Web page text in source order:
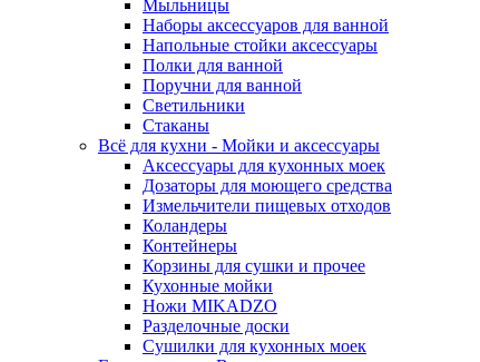
Мыльницы
Наборы аксессуаров для ванной
Напольные стойки аксессуары
Полки для ванной
Поручни для ванной
Светильники
Стаканы
Всё для кухни - Мойки и аксессуары
Аксессуары для кухонных моек
Дозаторы для моющего средства
Измельчители пищевых отходов
Коландеры
Контейнеры
Корзины для сушки и прочее
Кухонные мойки
Ножи MIKADZO
Разделочные доски
Сушилки для кухонных моек